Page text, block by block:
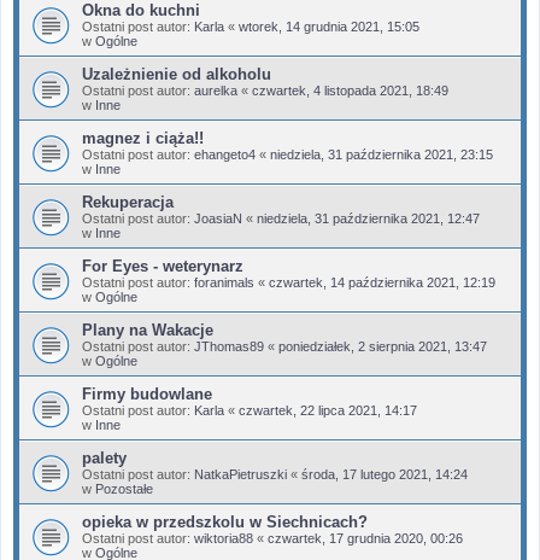
Okna do kuchni
Ostatni post autor: Karla « wtorek, 14 grudnia 2021, 15:05
w Ogólne
Uzależnienie od alkoholu
Ostatni post autor: aurelka « czwartek, 4 listopada 2021, 18:49
w Inne
magnez i ciąża!!
Ostatni post autor: ehangeto4 « niedziela, 31 października 2021, 23:15
w Inne
Rekuperacja
Ostatni post autor: JoasiaN « niedziela, 31 października 2021, 12:47
w Inne
For Eyes - weterynarz
Ostatni post autor: foranimals « czwartek, 14 października 2021, 12:19
w Ogólne
Plany na Wakacje
Ostatni post autor: JThomas89 « poniedziałek, 2 sierpnia 2021, 13:47
w Ogólne
Firmy budowlane
Ostatni post autor: Karla « czwartek, 22 lipca 2021, 14:17
w Inne
palety
Ostatni post autor: NatkaPietruszki « środa, 17 lutego 2021, 14:24
w Pozostałe
opieka w przedszkolu w Siechnicach?
Ostatni post autor: wiktoria88 « czwartek, 17 grudnia 2020, 00:26
w Ogólne